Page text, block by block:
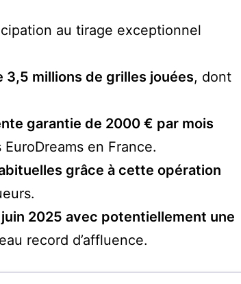
au tirage exceptionnel
millions de grilles jouées, dont
garantie de 2000 € par mois
en France.
grâce à cette opération
2025 avec potentiellement une
record d’affluence.